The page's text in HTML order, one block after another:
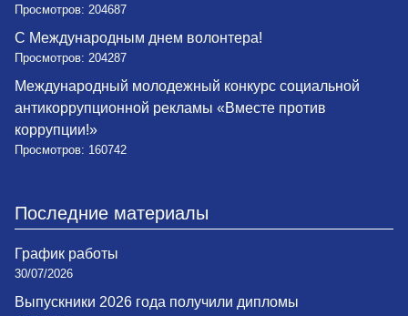
Просмотров: 204687
С Международным днем волонтера!
Просмотров: 204287
Международный молодежный конкурс социальной
антикоррупционной рекламы «Вместе против
коррупции!»
Просмотров: 160742
Последние материалы
График работы
30/07/2026
Выпускники 2026 года получили дипломы